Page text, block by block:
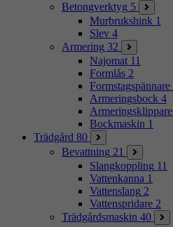
Betongverktyg 5
Murbrukshink 1
Slev 4
Armering 32
Najomat 11
Formlås 2
Formstagspännare
Armeringsbock 4
Armeringsklippare
Bockmaskin 1
Trädgård 80
Bevattning 21
Slangkoppling 11
Vattenkanna 1
Vattenslang 2
Vattenspridare 2
Trädgårdsmaskin 40